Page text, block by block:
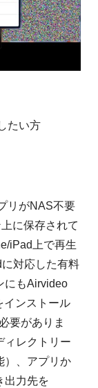
たい方
リがNAS不要
に保存されて
iPad上で再生
対応した有料
にもAirvideo
インストール
要がありま
ィレクトリー
）、アプリか
出力先を